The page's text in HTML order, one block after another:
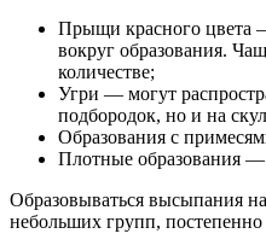
Прыщи красного цвета
вокруг образования.
количестве;
Угри — могут
подбородок, но и на
Образования с
Плотные образования —
Образовываться высыпания
небольших групп,